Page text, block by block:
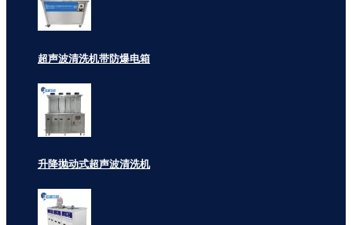
超声波清洗机带防爆电箱
升降抛动式超声波清洗机